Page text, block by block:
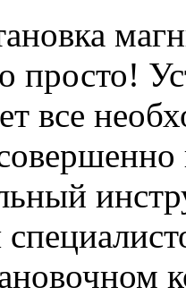
просто!
все